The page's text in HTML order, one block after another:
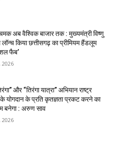
अब वैश्विक बाजार तक : मुख्यमंत्री विष्णु
किया छत्तीसगढ़ का प्रीमियम हैंडलूम
फैब’
2026
और “तिरंगा यात्रा” अभियान राष्ट्र
के योगदान के प्रति कृतज्ञता प्रकट करने का
बनेगा : अरुण साव
2026